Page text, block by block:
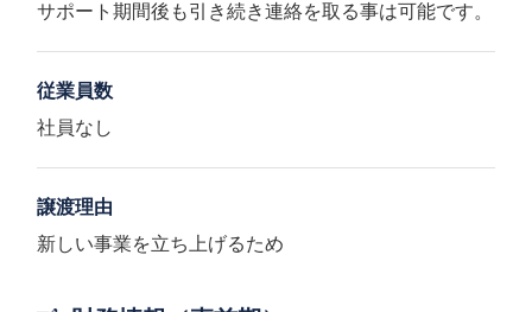
サポート期間後も引き続き連絡を取る事は可能です。
従業員数
社員なし
譲渡理由
新しい事業を立ち上げるため